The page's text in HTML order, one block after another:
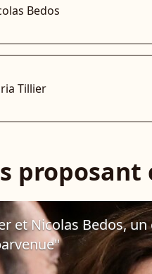
Bedos
Tillier
proposant
et Nicolas Bedos, un